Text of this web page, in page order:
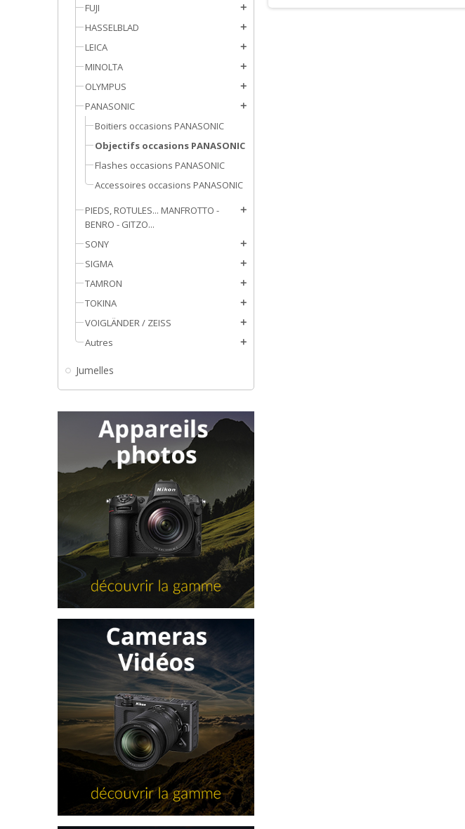
FUJI add
HASSELBLAD add
LEICA add
MINOLTA add
OLYMPUS add
PANASONIC add
Boitiers occasions PANASONIC
Objectifs occasions PANASONIC
Flashes occasions PANASONIC
Accessoires occasions PANASONIC
PIEDS, ROTULES... MANFROTTO -
BENRO - GITZO...
add
SONY add
SIGMA add
TAMRON add
TOKINA add
VOIGLÄNDER / ZEISS add
Autres add
Jumelles